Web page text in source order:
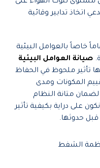
اتخاذ تدابير وقائية
خاصاً بالعوامل البيئية
صيانة العوامل البيئية
تأثير ملحوظ في الحفاظ
المكونات ومدى
متانة النظام
على دراية بكيفية تأثير
قبل حدوثها.